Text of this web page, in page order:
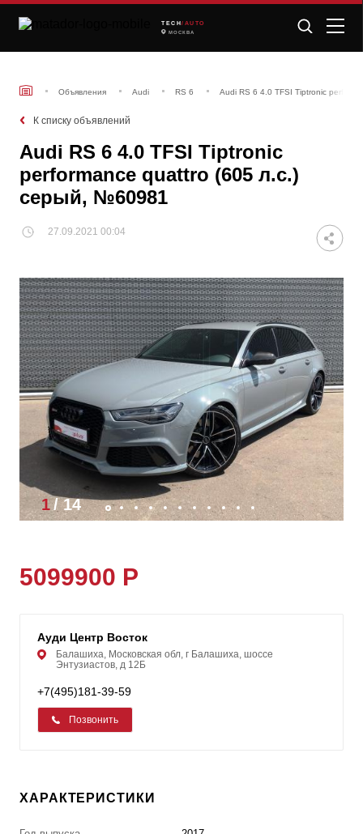
TECH /AUTO
МОСКВА
Объявления Audi RS 6 Audi RS 6 4.0 TFSI Tiptronic
К списку объявлений
Audi RS 6 4.0 TFSI Tiptronic
performance quattro (605 л.с.)
серый, №60981
27.09.2021 00:04
1/14
5099900 Р
Ауди Центр Восток
Балашиха, Московская обл, г Балашиха, шоссе
Энтузиастов, д 12Б
+7(495)181-39-59
Позвонить
ХАРАКТЕРИСТИКИ